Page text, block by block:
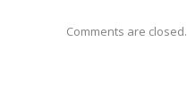
Comments are closed.